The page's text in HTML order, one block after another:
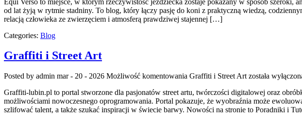
od lat żyją w rytmie stadniny. To blog, który łączy pasję do koni z praktyczną wiedzą,
relacją człowieka ze zwierzęciem i atmosferą prawdziwej stajennej […]
Categories: Blog
Graffiti i Street Art
Posted by admin mar - 20 - 2026 Możliwość komentowania Graffiti i Street Art została
Graffiti-lubin.pl to portal stworzone dla pasjonatów street artu, twórczości digitalowej oraz
możliwościami nowoczesnego oprogramowania. Portal pokazuje, że wyobraźnia może
szlifować talent, a także szukać inspiracji w świecie barwy. Nowości na stronie to Poradniki i